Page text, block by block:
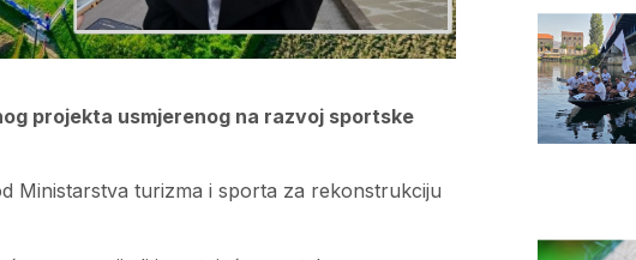
projekta usmjerenog na razvoj sportske
Ministarstva turizma i sporta za rekonstrukciju